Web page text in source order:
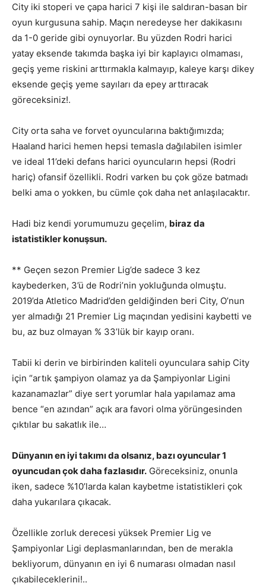
City iki stoperi ve çapa harici 7 kişi ile saldıran-basan bir
oyun kurgusuna sahip. Maçın neredeyse her dakikasını
da 1-0 geride gibi oynuyorlar. Bu yüzden Rodri harici
yatay eksende takımda başka iyi bir kaplayıcı olmaması,
geçiş yeme riskini arttırmakla kalmayıp, kaleye karşı dikey
eksende geçiş yeme sayıları da epey arttıracak
göreceksiniz!.
City orta saha ve forvet oyuncularına baktığımızda;
Haaland harici hemen hepsi temasla dağılabilen isimler
ve ideal 11’deki defans harici oyuncuların hepsi (Rodri
hariç) ofansif özellikli. Rodri varken bu çok göze batmadı
belki ama o yokken, bu cümle çok daha net anlaşılacaktır.
Hadi biz kendi yorumumuzu geçelim, biraz da
istatistikler konuşsun.
** Geçen sezon Premier Lig’de sadece 3 kez
kaybederken, 3’ü de Rodri’nin yokluğunda olmuştu.
2019’da Atletico Madrid’den geldiğinden beri City, O’nun
yer almadığı 21 Premier Lig maçından yedisini kaybetti ve
bu, az buz olmayan % 33’lük bir kayıp oranı.
Tabii ki derin ve birbirinden kaliteli oyunculara sahip City
için “artık şampiyon olamaz ya da Şampiyonlar Ligini
kazanamazlar” diye sert yorumlar hala yapılamaz ama
bence “en azından” açık ara favori olma yörüngesinden
çıktılar bu sakatlık ile…
Dünyanın en iyi takımı da olsanız, bazı oyuncular 1
oyuncudan çok daha fazlasıdır. Göreceksiniz, onunla
iken, sadece %10’larda kalan kaybetme istatistikleri çok
daha yukarılara çıkacak.
Özellikle zorluk derecesi yüksek Premier Lig ve
Şampiyonlar Ligi deplasmanlarından, ben de merakla
bekliyorum, dünyanın en iyi 6 numarası olmadan nasıl
çıkabileceklerini!..